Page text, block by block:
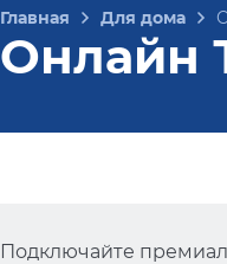
Главная Для дома
Онлайн
Подключайте